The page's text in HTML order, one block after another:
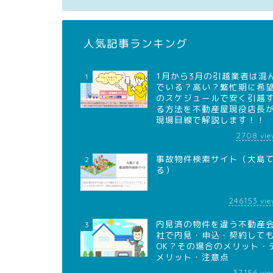
人気記事ランキング
1
1月から3月の引越業者は混
でいる？高い？繁忙期に希望
のスケジュールで安く引越す
る方法を不動産屋現役店長が
現場目線で解説します！！
2708
2
事故物件検索サイト（大島て
る）
246153
3
内見済の物件を違う不動産会
社で内見・申込・契約しても
OK？その場合のメリット・
メリット・注意点